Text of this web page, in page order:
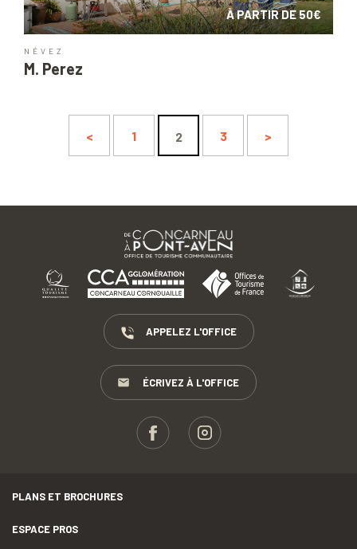
À PARTIR DE 50€
NÉVEZ
M. Perez
< 1 2 3 >
APPELEZ L'OFFICE
ÉCRIVEZ À L'OFFICE
PLANS ET BROCHURES
ESPACE PROS